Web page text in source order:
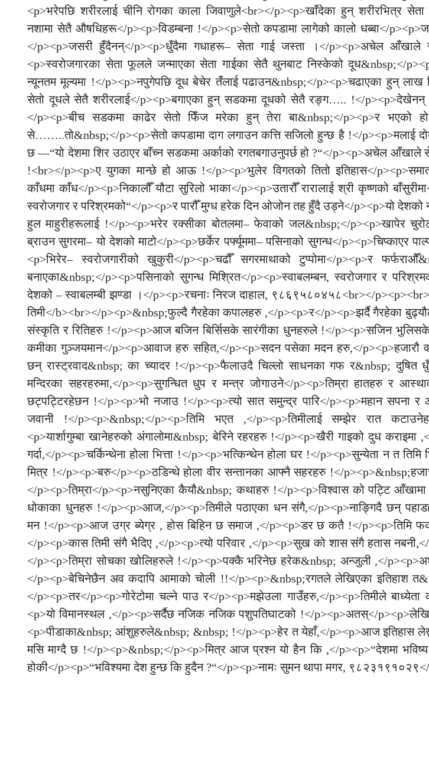
<p>भरेपछि शरीरलाई चीनि रोगका काला जिवाणुले<br></p><p>खाँदेका हुन् शरीरभित्र
नशामा सेतै औषधिहरू</p><p>विडम्बना !</p><p>सेतो कपडामा लागेको कालो धब्बा</
</p><p>जसरी हुँदैनन्</p><p>धुँदैमा गधाहरू– सेता गाई जस्ता ।</p><p>अचेल आँखाले
<p>स्वरोजगारका सेता फूलले जन्माएका सेता गाईका सेतै थुनबाट निस्केको दूध&nbsp;</
न्यूनतम मूल्यमा !</p><p>नपुगेपछि दूध बेचेर तँलाई पढाउन&nbsp;</p><p>चढाएका हुन् लाख
सेतो दूधले सेतै शरीरलाई</p><p>बगाएका हुन् सडकमा दूधको सेतै रङ्ग….. !</
</p><p>बीच सडकमा काढेर सेतो फिँज मरेका हुन् तेरा बा&nbsp;</p><p>र भएको हो
से……..तो&nbsp;</p><p>सेतो कपडामा दाग लगाउन कत्ति सजिलो हुन्छ है !</p><p>मलाई
छ —“यो देशमा शिर उठाएर बाँच्न सडकमा अर्काको रगतबगाउनुपर्छ हो ?“</p><p>अचेल
!<br></p><p>ए युगका मान्छे हो आऊ !</p><p>भुलेर विगतको तितो इतिहास</
काँधमा काँध</p><p>निकालौँ यौटा सुरिलो भाका</p><p>उतारौँ रारालाई श्री कृष्णको
स्वरोजगार र परिश्रमको“</p><p>र पारौँ मुग्ध हरेक दिन ओजोन तह हुँदै उड्ने</p><p>यो देशको
हुल माहुरीहरूलाई !</p><p>भरेर रक्सीका बोतलमा– फेवाको जल&nbsp;</p><p>खापेर
ब्राउन सुगरमा– यो देशको माटो</p><p>छर्केर पर्फ्यूममा– पसिनाको सुगन्ध</p><p>चिप्काएर
<p>भिरेर– स्वरोजगारीको खुकुरी</p><p>चढौँ सगरमाथाको टुप्पोमा</p><p>र
बनाएका&nbsp;</p><p>पसिनाको सुगन्ध मिश्रित</p><p>स्वाबलम्बन, स्वरोजगार र
देशको – स्वाबलम्बी झण्डा ।</p><p>रचनाः निरज दाहाल, ९८६९५८०४५८<br></
तिमी</b><br></p><p>&nbsp;फुल्दै गैरहेका कपालहरु ,</p><p>र</p><p>झर्दै गैरहेका
संस्कृति र रितिहरु !</p><p>आज बजिन बिर्सिसके सारंगीका धुनहरुले !</p><p>सजिन
कमीका गुञ्जयमान</p><p>आवाज हरु सहित,</p><p>सदन पसेका मदन हरु,</p><p>हजारौ
छन् रास्ट्रवाद&nbsp; का च्यादर !</p><p>फैलाउदै चिल्लो साधनका गफ र&nbsp; दुषित
मन्दिरका सहरहरुमा,</p><p>सुगन्धित धुप र मन्त्र जोगाउने</p><p>तिम्रा हातहरु र
छट्पट्टिरहेछन !</p><p>भो नजाउ !</p><p>त्यो सात समुन्द्र पारि</p><p>महान सपना
जवानी !</p><p>&nbsp;</p><p>तिमि भएत ,</p><p>तिमीलाई सम्झेर रात
<p>यार्शागुम्बा खानेहरुको अंगालोमा&nbsp; बेरिने रहरहरु !</p><p>खैरी गाइको दुध कराइमा
गर्दा,</p><p>चर्किन्थेना होला भित्ता !</p><p>भत्किन्थेन होला घर !</p><p>सुन्येता न त
मित्र !</p><p>बरु</p><p>ठडिन्थे होला वीर सन्तानका आफ्नै सहरहरु !</
</p><p>तिम्रा</p><p>नसुनिएका कैयौ&nbsp; कथाहरु !</p><p>विश्वास को पट्टि
धोकाका धुनहरु !</p><p>आज,</p><p>तिमीले पठाएका धन संगै,</p><p>नाङ्गिदै छन्
मन !</p><p>आज उग्र ब्येग्र , होस बिहिन छ समाज ,</p><p>डर छ कतै !</p><p>तिमि
</p><p>कास तिमी संगै भैदिए ,</p><p>त्यो परिवार ,</p><p>सुख को शास संगै हतास नबनी,</
</p><p>तिम्रा सोचका खोलिहरुले !</p><p>पक्कै भरिनेछ हरेक&nbsp; अन्जुली ,</
</p><p>बेचिनेछैन अव कदापि आमाको चोली !!</p><p>&nbsp;रगतले लेखिएका इतिहाश
</p><p>तर</p><p>गोरेटोमा चल्ने पाउ र</p><p>मझेउला गाउँहरु,</p><p>तिमीले बाध्येता
<p>यो विमानस्थल ,</p><p>सर्दैछ नजिक नजिक पशुपतिघाटको !</p><p>अतस्</
<p>पीडाका&nbsp; आंशुहरुले&nbsp; &nbsp; !</p><p>हेर त येहाँ,</p><p>आज इतिहास
मसि माग्दै छ !</p><p>&nbsp;</p><p>मित्र आज प्रश्न यो हैन कि ,</p><p>“देशमा
होकी</p><p>“भविश्यमा देश हुन्छ कि हुदैन ?“</p><p>नामः सुमन थापा मगर,